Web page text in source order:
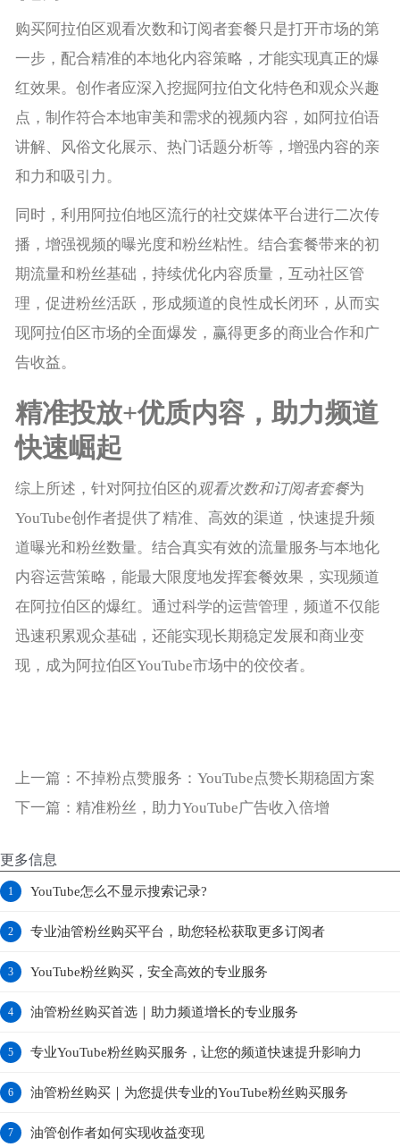
购买阿拉伯区观看次数和订阅者套餐只是打开市场的第
一步，配合精准的本地化内容策略，才能实现真正的爆
红效果。创作者应深入挖掘阿拉伯文化特色和观众兴趣
点，制作符合本地审美和需求的视频内容，如阿拉伯语
讲解、风俗文化展示、热门话题分析等，增强内容的亲
和力和吸引力。
同时，利用阿拉伯地区流行的社交媒体平台进行二次传
播，增强视频的曝光度和粉丝粘性。结合套餐带来的初
期流量和粉丝基础，持续优化内容质量，互动社区管
理，促进粉丝活跃，形成频道的良性成长闭环，从而实
现阿拉伯区市场的全面爆发，赢得更多的商业合作和广
告收益。
精准投放+优质内容，助力频道
快速崛起
综上所述，针对阿拉伯区的观看次数和订阅者套餐为
YouTube创作者提供了精准、高效的渠道，快速提升频
道曝光和粉丝数量。结合真实有效的流量服务与本地化
内容运营策略，能最大限度地发挥套餐效果，实现频道
在阿拉伯区的爆红。通过科学的运营管理，频道不仅能
迅速积累观众基础，还能实现长期稳定发展和商业变
现，成为阿拉伯区YouTube市场中的佼佼者。
上一篇： 不掉粉点赞服务：YouTube点赞长期稳固方案
下一篇： 精准粉丝，助力YouTube广告收入倍增
更多信息
1 YouTube怎么不显示搜索记录?
2 专业油管粉丝购买平台，助您轻松获取更多订阅者
3 YouTube粉丝购买，安全高效的专业服务
4 油管粉丝购买首选｜助力频道增长的专业服务
5 专业YouTube粉丝购买服务，让您的频道快速提升影响力
6 油管粉丝购买｜为您提供专业的YouTube粉丝购买服务
7 油管创作者如何实现收益变现